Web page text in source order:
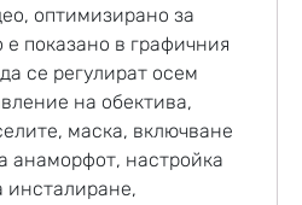
оптимизирано за
е показано в графичния
се регулират осем
на обектива,
маска, включване
анаморфот, настройка
инсталиране,